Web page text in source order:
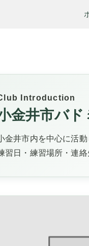
Introduction
金井市バ
金井市内を中心に活
習日・練習場所・連